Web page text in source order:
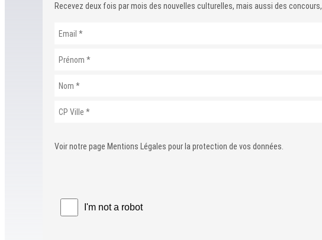
Recevez deux fois par mois des nouvelles culturelles, mais aussi des
Voir notre page Mentions Légales pour la protection de vos données.